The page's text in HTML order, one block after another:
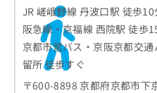
JR 嵯峨野線 丹波口駅 徒歩10
阪急線・京福線 西院駅 徒歩
京都市営バス・京阪京都交
留所 徒歩すぐ
〒600-8898 京都府京都市下